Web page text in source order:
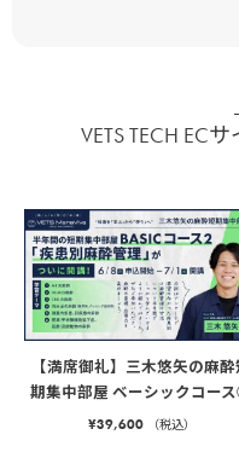
VETS TECH EC
【満席御礼】三木悠矢の麻酔
期集中部屋 ベーシックコー
¥39,600 （税込）